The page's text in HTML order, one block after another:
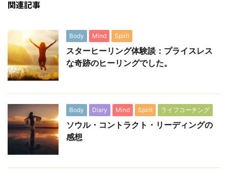
関連記事
Body Mind Spirit
スターヒーリング体験談：プライスレス
な奇跡のヒーリングでした。
Body Diary Mind Spirit ライフコーチング
ソウル・コントラクト・リーディングの
感想